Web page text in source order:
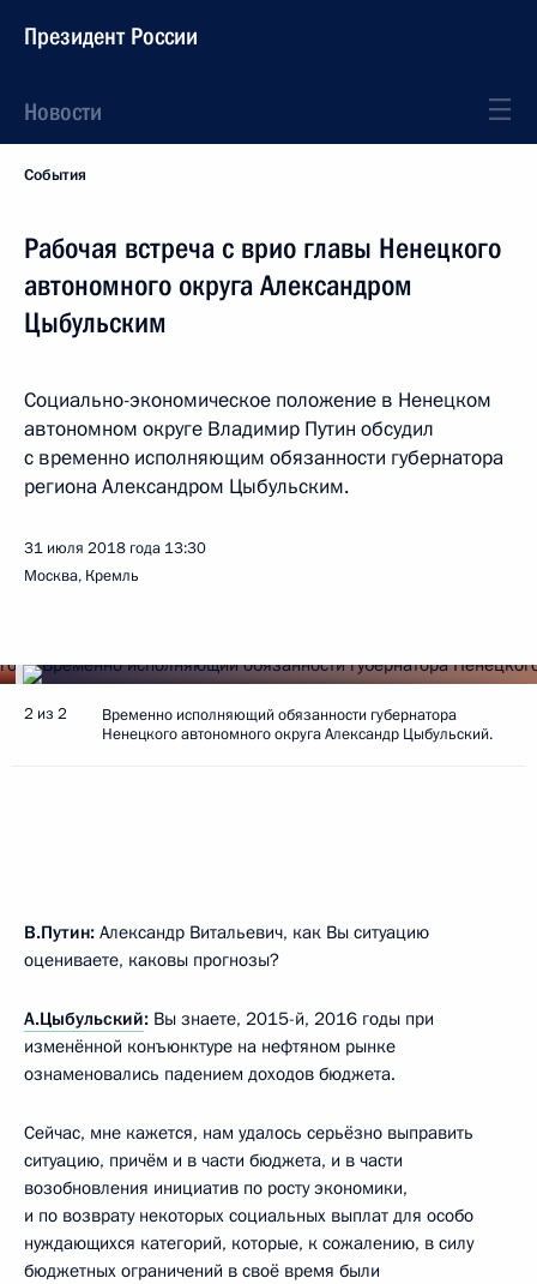
Президент России
Новости
События
Рабочая встреча с врио главы Ненецкого
автономного округа Александром
Цыбульским
Социально-экономическое положение в Ненецком
автономном округе Владимир Путин обсудил
с временно исполняющим обязанности губернатора
региона Александром Цыбульским.
31 июля 2018 года 13:30
Москва, Кремль
2 из 2
Временно исполняющий обязанности губернатора
Ненецкого автономного округа Александр Цыбульский.
В.Путин: Александр Витальевич, как Вы ситуацию
оцениваете, каковы прогнозы?
А.Цыбульский: Вы знаете, 2015-й, 2016 годы при
изменённой конъюнктуре на нефтяном рынке
ознаменовались падением доходов бюджета.
Сейчас, мне кажется, нам удалось серьёзно выправить
ситуацию, причём и в части бюджета, и в части
возобновления инициатив по росту экономики,
и по возврату некоторых социальных выплат для особо
нуждающихся категорий, которые, к сожалению, в силу
бюджетных ограничений в своё время были